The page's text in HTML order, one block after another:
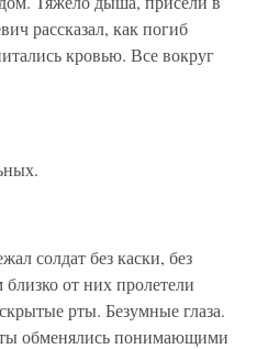
рассказал, как погиб
кровью. Все вокруг
солдат без каски, без
от них пролетели
рты. Безумные глаза.
обменялись понимающими